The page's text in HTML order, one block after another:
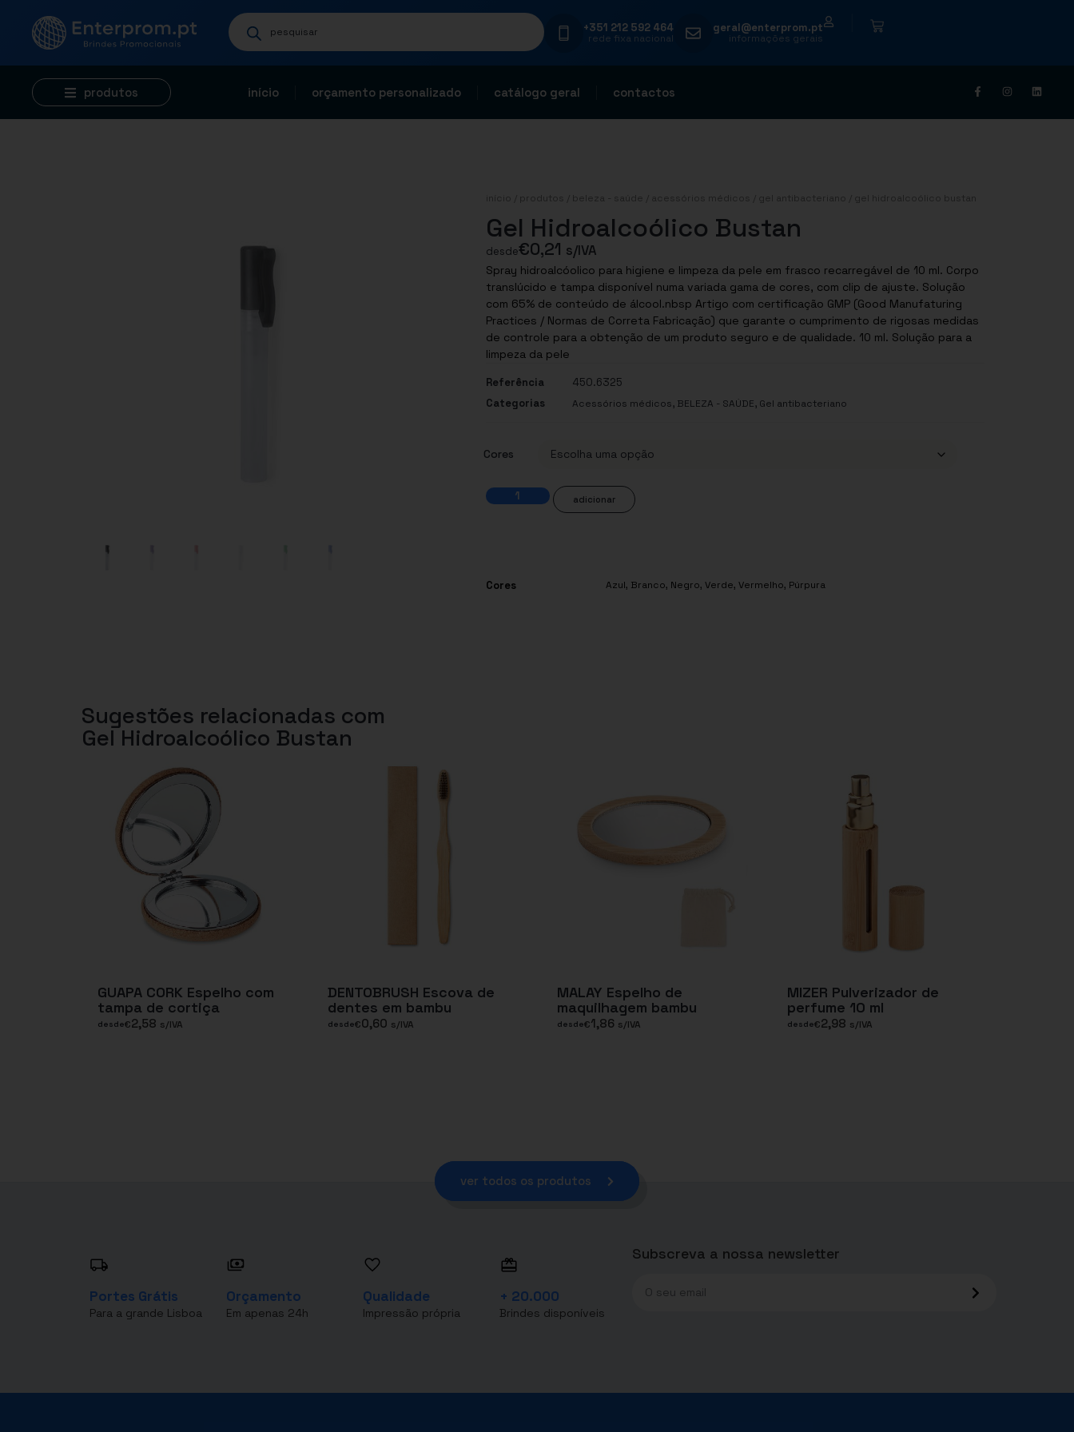
+351 212 592 464
rede fixa nacional
geral@enterprom.pt
informações gerais
produtos início orçamento personalizado catálogo geral contactos
início produtos beleza - saúde acessórios médicos gel antibacteriano / gel hidroalcoólico bustan
Gel Hidroalcoólico Bustan
desde€0,21 s/IVA
Spray hidroalcóolico para higiene e limpeza da pele em frasco recarregável de 10 ml. Corpo
translúcido e tampa disponível numa variada gama de cores, com clip de ajuste. Solução
com 65% de conteúdo de álcool.nbsp Artigo com certificação GMP (Good Manufaturing
Practices / Normas de Correta Fabricação) que garante o cumprimento de rigosas medidas
de controle para a obtenção de um produto seguro e de qualidade. 10 ml. Solução para a
limpeza da pele
Referência
450.6325
Categorias
Acessórios médicos, BELEZA - SAÚDE, Gel antibacteriano
Cores
adicionar
Cores Azul, Branco, Negro, Verde, Vermelho, Púrpura
Sugestões relacionadas com
Gel Hidroalcoólico Bustan
GUAPA CORK Espelho com
tampa de cortiça
desde€2,58 s/IVA
DENTOBRUSH Escova de
dentes em bambu
desde€0,60 s/IVA
MALAY Espelho de
maquilhagem bambu
desde€1,86 s/IVA
MIZER Pulverizador de
perfume 10 ml
desde€2,98 s/IVA
ver todos os produtos
Portes Grátis
Para a grande Lisboa
Orçamento
Em apenas 24h
Qualidade
Impressão própria
+ 20.000
Brindes disponíveis
Subscreva a nossa newsletter